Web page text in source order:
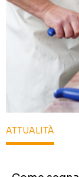
ATTUALITÀ